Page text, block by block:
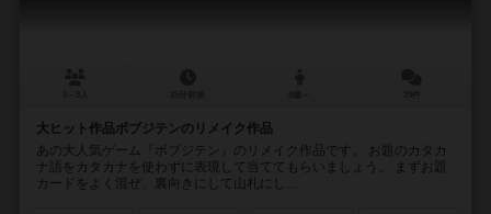
大ヒット作品ボブジテンのリメイク作品
あの大人気ゲーム『ボブジテン』のリメイク作品です。 お題のカタカ
ナ語をカタカナを使わずに表現して当ててもらいましょう。 まずお題
カードをよく混ぜ、裏向きにして山札にし...